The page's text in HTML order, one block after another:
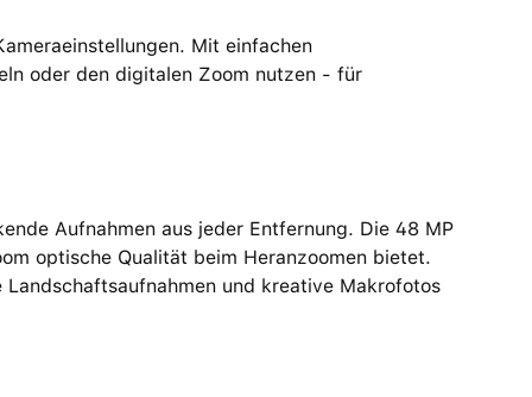
Mit einfachen
oder den digitalen Zoom nutzen - für
Aufnahmen aus jeder Entfernung. Die 48 MP
optische Qualität beim Heranzoomen bietet.
und kreative Makrofotos